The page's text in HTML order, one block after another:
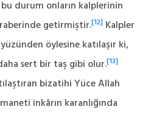
durum onların kalplerinin
getirmiştir.[12] Kalpler
öylesine katılaşır ki,
sert bir taş gibi olur.[13]
bizatihi Yüce Allah
inkârın karanlığında